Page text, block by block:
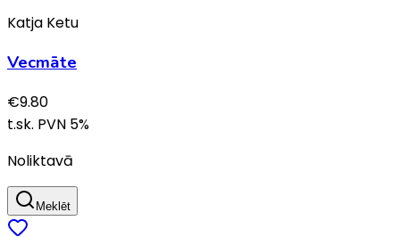
Katja Ketu
Vecmāte
€9.80
t.sk. PVN 5%
Noliktavā
Meklēt